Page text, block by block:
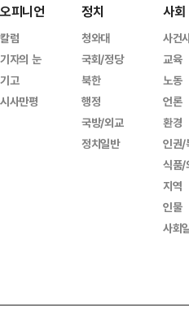
오피니언
칼럼
기자의 눈
기고
시사만평
정치
청와대
국회/정당
북한
행정
국방/외교
정치일반
사회
사건
교육
노동
언론
환경
인권/
식품/
지역
인물
사회